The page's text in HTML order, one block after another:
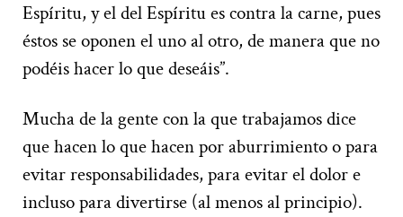
Espíritu, y el del Espíritu es contra la carne, pues
éstos se oponen el uno al otro, de manera que no
podéis hacer lo que deseáis”.
Mucha de la gente con la que trabajamos dice
que hacen lo que hacen por aburrimiento o para
evitar responsabilidades, para evitar el dolor e
incluso para divertirse (al menos al principio).